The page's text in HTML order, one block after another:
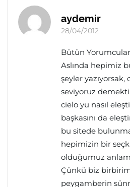
aydemir
28/04/2012
Bütün
Aslında hepimiz
şeyler yazıyorsak,
seviyoruz
cielo yu nasıl
başkasını da
bu sitede
hepimizin bir
olduğumuz
Çünkü biz
peygamberin